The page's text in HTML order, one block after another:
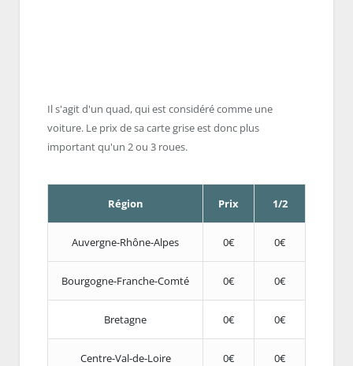
Il s'agit d'un quad, qui est considéré comme une
voiture. Le prix de sa carte grise est donc plus
important qu'un 2 ou 3 roues.
Région Prix 1/2
Auvergne-Rhône-Alpes 0€ 0€
Bourgogne-Franche-Comté 0€ 0€
Bretagne 0€ 0€
Centre-Val-de-Loire 0€ 0€